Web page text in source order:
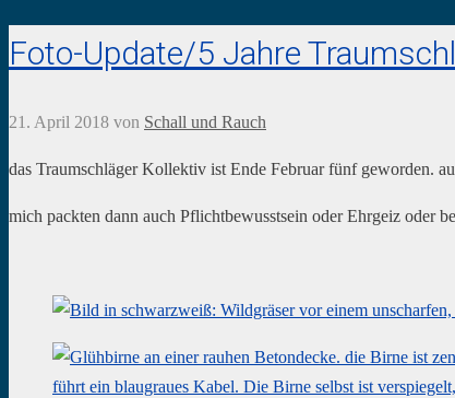
Foto-Update/5 Jahre
21. April 2018 von Schall und Rauch
das Traumschläger Kollektiv ist Ende Februar fünf geworden.
mich packten dann auch Pflichtbewusstsein oder Ehrgeiz oder